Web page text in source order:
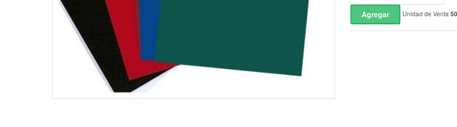
Unidad de Venta 50